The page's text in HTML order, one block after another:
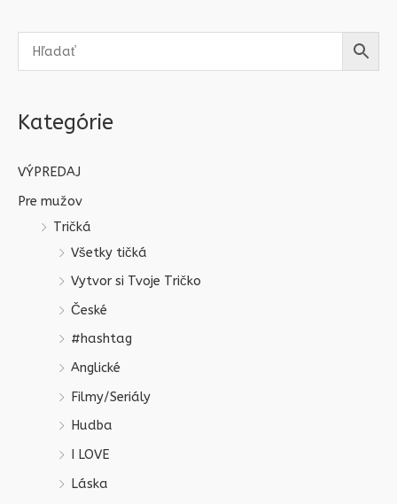
Kategórie
VÝPREDAJ
Pre mužov
Tričká
Všetky tičká
Vytvor si Tvoje Tričko
České
#hashtag
Anglické
Filmy/Seriály
Hudba
I LOVE
Láska